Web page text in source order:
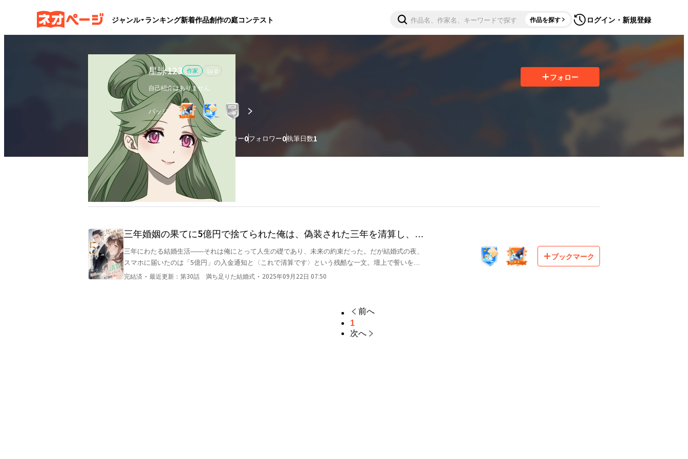
ジャンル ランキング新着作品創作の庭コンテスト 作品を探す ログイン・新規登録
星詠123 作家 Lv. 0
自己紹介はありません
バッジ：
作品1 執筆文字数6.1万フォロー0フォロワー0執筆日数1
フォロー
全作品 ブックマーク 更新カレンダー
三年婚姻の果てに5億円で捨てられた俺は、偽装された三年を清算し、失
われた誇りを取り戻す
三年にわたる結婚生活――それは俺にとって人生の礎であり、未来の約束だった。だが結婚式の夜、
スマホに届いたのは「5億円」の入金通知と〈これで清算です〉という残酷な一文。壇上で誓いを交
わすはずの妻は、別の男と並び立ち、三年間の婚姻を虚構と笑い飛ばした。
やがて浮かび上がる密会の記録、友人の証言、そして妻の背後に潜む巨大な影――三年間の真実は少
完結済 ・ 最近更新： 第30話 満ち足りた結婚式 ・ 2025年09月22日 07:50
ブックマーク
前へ
1
次へ